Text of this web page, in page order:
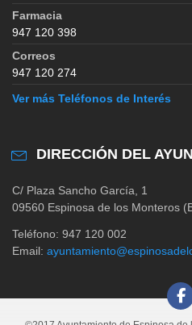
Farmacia
947 120 398
Correos
947 120 274
Ver más Teléfonos de Interés
DIRECCIÓN DEL
C/ Plaza Sancho García, 1
09560 Espinosa de los Monteros
Teléfono: 947 120 002
Email: